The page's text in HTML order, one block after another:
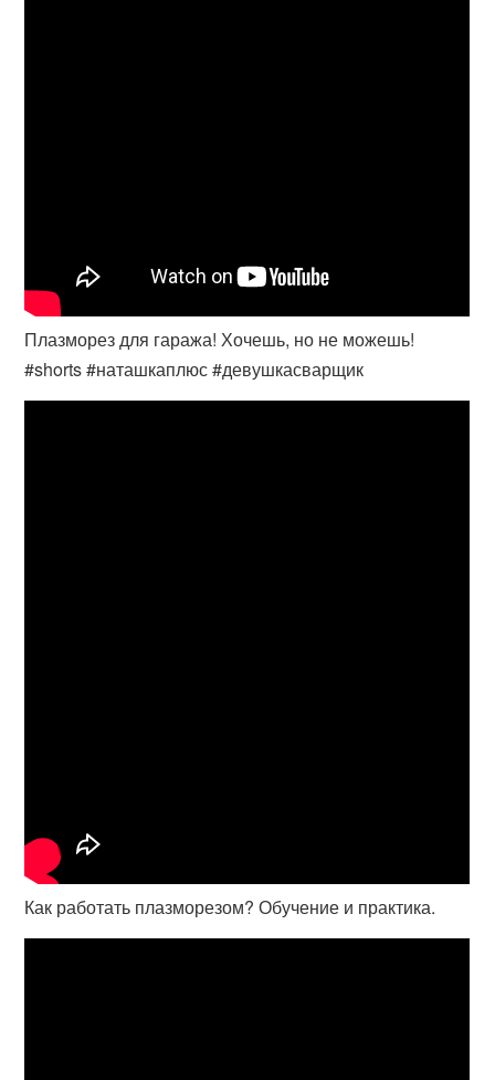
Плазморез для гаража! Хочешь, но не можешь!
#shorts #наташкаплюс #девушкасварщик
Как работать плазморезом? Обучение и практика.